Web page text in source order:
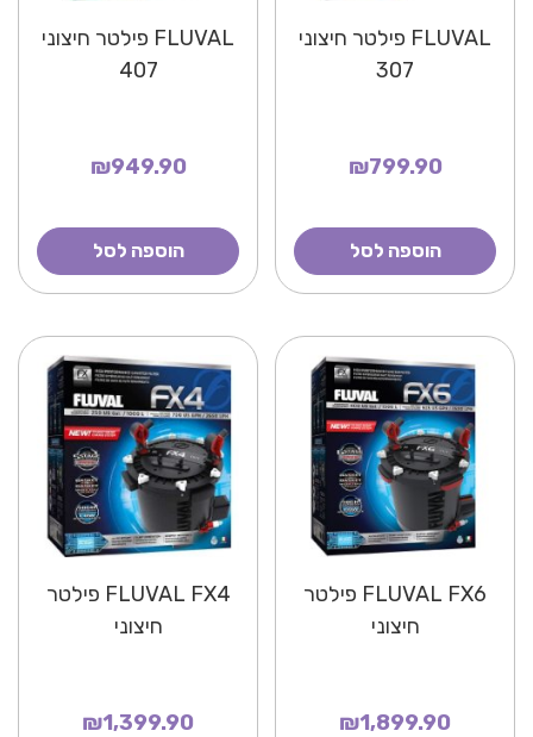
FLUVAL פילטר חיצוני
307
₪799.90
הוספה לסל
FLUVAL פילטר חיצוני
407
₪949.90
הוספה לסל
FLUVAL FX6 פילטר
חיצוני
₪1,899.90
FLUVAL FX4 פילטר
חיצוני
₪1,399.90